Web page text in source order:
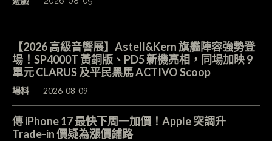
【2026 高級音響展】Astell&Kern 旗艦陣容強勢登
場！SP4000T 黃銅版、PD5 新機亮相，同場加映 9
單元 CLARUS 及平民黑馬 ACTIVO Scoop
場料 2026-08-09
傳 iPhone 17 最快下周一加價！Apple 突調升
Trade-in 價疑為漲價鋪路